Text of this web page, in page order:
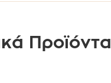
Προϊόντα